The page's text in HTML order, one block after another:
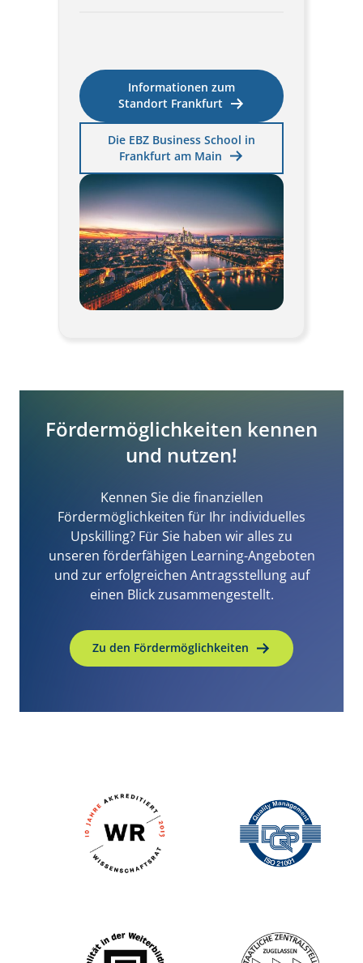
Informationen zum
Standort Frankfurt
Die EBZ Business School in
Frankfurt am Main
Fördermöglichkeiten kennen
und nutzen!
Kennen Sie die finanziellen
Fördermöglichkeiten für Ihr individuelles
Upskilling? Für Sie haben wir alles zu
unseren förderfähigen Learning-Angeboten
und zur erfolgreichen Antragsstellung auf
einen Blick zusammengestellt.
Zu den Fördermöglichkeiten